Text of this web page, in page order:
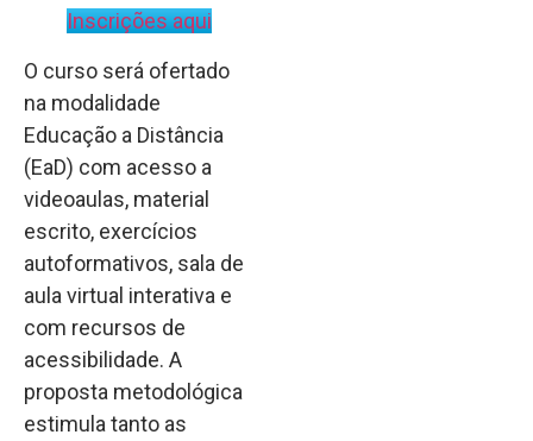
Inscrições aqui
O curso será ofertado
na modalidade
Educação a Distância
(EaD) com acesso a
videoaulas, material
escrito, exercícios
autoformativos, sala de
aula virtual interativa e
com recursos de
acessibilidade. A
proposta metodológica
estimula tanto as